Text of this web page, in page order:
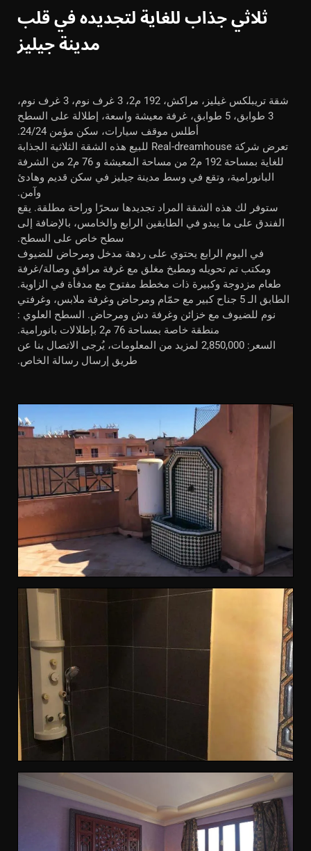
ثلاثي جذاب للغاية لتجديده في قلب
مدينة جيليز
شقة تريبلكس غيليز، مراكش، 192 م2، 3 غرف نوم، 3 غرف نوم،
3 طوابق، 5 طوابق، غرفة معيشة واسعة، إطلالة على السطح
أطلس موقف سيارات، سكن مؤمن 24/24.
تعرض شركة Real-dreamhouse للبيع هذه الشقة الثلاثية الجذابة
للغاية بمساحة 192 م2 من مساحة المعيشة و 76 م2 من الشرفة
البانورامية، وتقع في وسط مدينة جيليز في سكن قديم وهادئ
وآمن.
ستوفر لك هذه الشقة المراد تجديدها سحرًا وراحة مطلقة. يقع
الفندق على ما يبدو في الطابقين الرابع والخامس، بالإضافة إلى
سطح خاص على السطح.
في اليوم الرابع يحتوي على ردهة مدخل ومرحاض للضيوف
ومكتب تم تحويله ومطبخ مغلق مع غرفة مرافق وصالة/غرفة
طعام مزدوجة وكبيرة ذات مخطط مفتوح مع مدفأة في الزاوية.
الطابق الـ 5 جناح كبير مع حمّام ومرحاض وغرفة ملابس، وغرفتي
نوم للضيوف مع خزائن وغرفة دش ومرحاض. السطح العلوي :
منطقة خاصة بمساحة 76 م2 بإطلالات بانورامية.
السعر: 2,850,000 لمزيد من المعلومات، يُرجى الاتصال بنا عن
طريق إرسال رسالة الخاص.